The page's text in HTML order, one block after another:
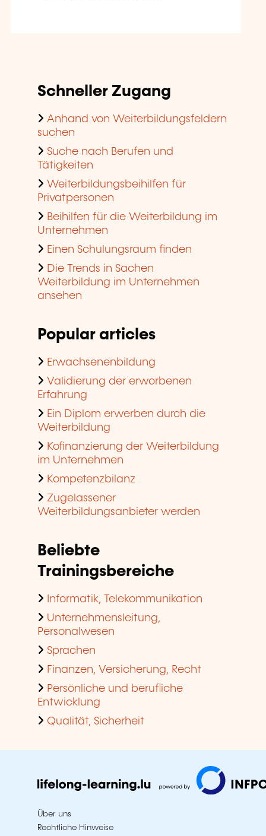
Schneller Zugang
Anhand von Weiterbildungsfeldern
suchen
Suche nach Berufen und
Tätigkeiten
Weiterbildungsbeihilfen für
Privatpersonen
Beihilfen für die Weiterbildung im
Unternehmen
Einen Schulungsraum finden
Die Trends in Sachen
Weiterbildung im Unternehmen
ansehen
Popular articles
Erwachsenenbildung
Validierung der erworbenen
Erfahrung
Ein Diplom erwerben durch die
Weiterbildung
Kofinanzierung der Weiterbildung
im Unternehmen
Kompetenzbilanz
Zugelassener
Weiterbildungsanbieter werden
Beliebte
Trainingsbereiche
Informatik, Telekommunikation
Unternehmensleitung,
Personalwesen
Sprachen
Finanzen, Versicherung, Recht
Persönliche und berufliche
Entwicklung
Qualität, Sicherheit
Über uns
Rechtliche Hinweise